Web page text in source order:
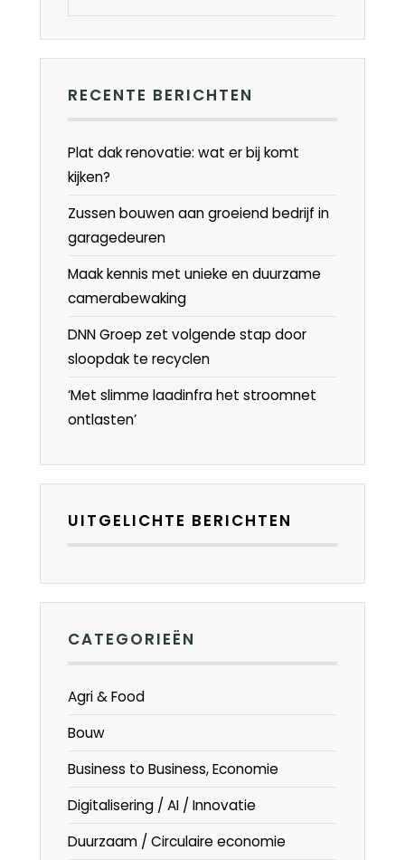
RECENTE BERICHTEN
Plat dak renovatie: wat er bij komt
kijken?
Zussen bouwen aan groeiend bedrijf in
garagedeuren
Maak kennis met unieke en duurzame
camerabewaking
DNN Groep zet volgende stap door
sloopdak te recyclen
‘Met slimme laadinfra het stroomnet
ontlasten’
UITGELICHTE BERICHTEN
CATEGORIEËN
Agri & Food
Bouw
Business to Business, Economie
Digitalisering / AI / Innovatie
Duurzaam / Circulaire economie